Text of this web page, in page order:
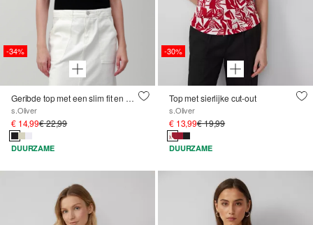
-34%
Geribde top met een slim fit en borduursel
s.Oliver
€ 14,99€ 22,99
DUURZAME
-30%
Top met sierlijke cut-out
s.Oliver
€ 13,99€ 19,99
DUURZAME